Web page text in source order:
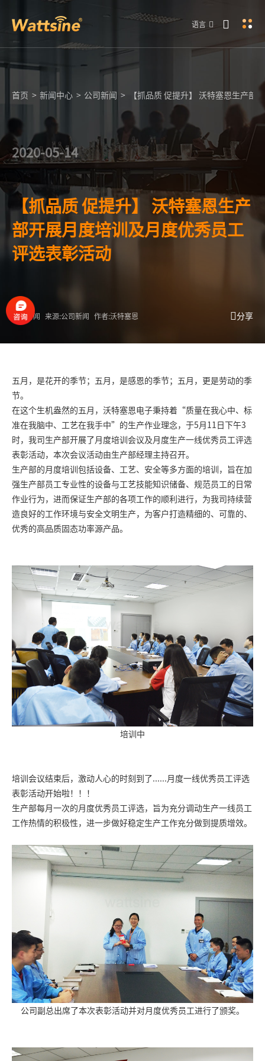
语言
首页 > 新闻中心 > 公司新闻 > 【抓品质 促提升】 沃特塞恩生产
2020-05-14
【抓品质 促提升】 沃特塞恩生产
部开展月度培训及月度优秀员工
评选表彰活动
公司新闻 来源:公司新闻 作者:沃特塞恩 分享
五月，是花开的季节；五月，是感恩的季节；五月，更是劳动的季
节。
在这个生机盎然的五月，沃特塞恩电子秉持着“质量在我心中、标
准在我脑中、工艺在我手中”的生产作业理念，于5月11日下午3
时，我司生产部开展了月度培训会议及月度生产一线优秀员工评选
表彰活动，本次会议活动由生产部经理主持召开。
生产部的月度培训包括设备、工艺、安全等多方面的培训，旨在加
强生产部员工专业性的设备与工艺技能知识储备、规范员工的日常
作业行为，进而保证生产部的各项工作的顺利进行，为我司持续营
造良好的工作环境与安全文明生产，为客户打造精细的、可靠的、
优秀的高品质固态功率源产品。
培训中
培训会议结束后，激动人心的时刻到了......月度一线优秀员工评选
表彰活动开始啦！！！
生产部每月一次的月度优秀员工评选，旨为充分调动生产一线员工
工作热情的积极性，进一步做好稳定生产工作充分做到提质增效。
公司副总出席了本次表彰活动并对月度优秀员工进行了颁奖。